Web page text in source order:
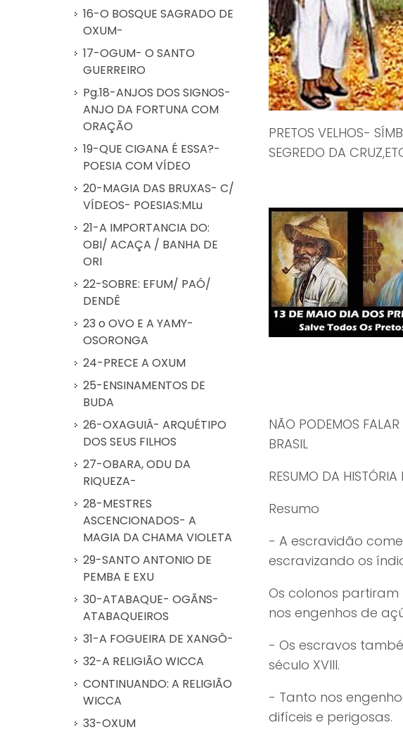
PRETOS VELHOS-
SEGREDO DA
NÃO PODEMOS FALAR
BRASIL
RESUMO DA
Resumo
- A escravidão
escravizando os
Os colonos
nos engenhos de
- Os escravos
século XVIII.
- Tanto nos
difíceis e perigosas.
16-O BOSQUE SAGRADO DE
OXUM-
17-OGUM- O SANTO
GUERREIRO
Pg.18-ANJOS DOS SIGNOS-
ANJO DA FORTUNA COM
ORAÇÃO
19-QUE CIGANA É ESSA?-
POESIA COM VÍDEO
20-MAGIA DAS BRUXAS- C/
VÍDEOS- POESIAS:MLu
21-A IMPORTANCIA DO:
OBI/ ACAÇA / BANHA DE
ORI
22-SOBRE: EFUM/ PAÓ/
DENDÊ
23 o OVO E A YAMY-
OSORONGA
24-PRECE A OXUM
25-ENSINAMENTOS DE
BUDA
26-OXAGUIÂ- ARQUÉTIPO
DOS SEUS FILHOS
27-OBARA, ODU DA
RIQUEZA-
28-MESTRES
ASCENCIONADOS- A
MAGIA DA CHAMA VIOLETA
29-SANTO ANTONIO DE
PEMBA E EXU
30-ATABAQUE- OGÃNS-
ATABAQUEIROS
31-A FOGUEIRA DE XANGÔ-
32-A RELIGIÃO WICCA
CONTINUANDO: A RELIGIÃO
WICCA
33-OXUM